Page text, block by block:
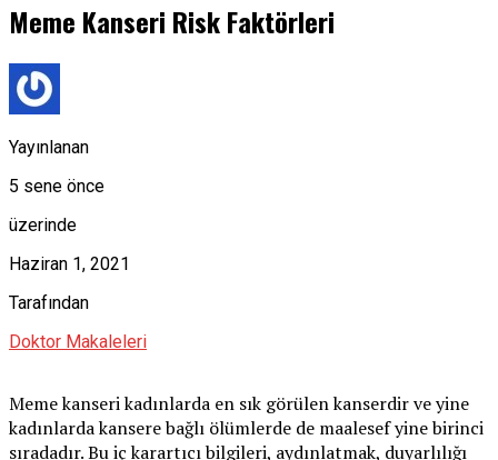
Meme Kanseri Risk Faktörleri
Yayınlanan
5 sene önce
üzerinde
Haziran 1, 2021
Tarafından
Doktor Makaleleri
Meme kanseri kadınlarda en sık görülen kanserdir ve yine
kadınlarda kansere bağlı ölümlerde de maalesef yine birinci
sıradadır. Bu iç karartıcı bilgileri, aydınlatmak, duyarlılığı